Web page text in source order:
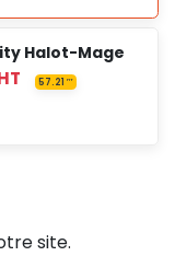
Halot-Mage
site.